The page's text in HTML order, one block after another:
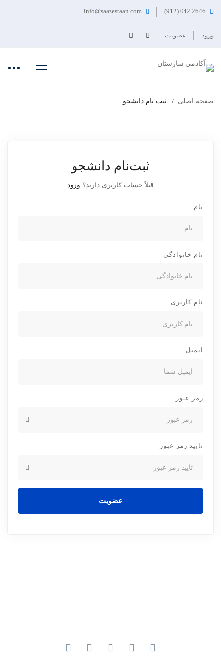
2646 042 (912)
info@saazestaan.com
ورود عضویت
صفحه اصلی ثبت نام دانشجو
ثبت‌نام دانشجو
قبلاً حساب کاربری دارید؟ ورود
نام
نام خانوادگی
نام کاربری
ایمیل
رمز عبور
تایید رمز عبور
عضویت